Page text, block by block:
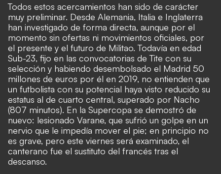
Todos estos acercamientos han sido de carácter
muy preliminar. Desde Alemania, Italia e Inglaterra
han investigado de forma directa, aunque por el
momento sin ofertas ni movimientos oficiales, por
el presente y el futuro de Militao. Todavía en edad
Sub-23, fijo en las convocatorias de Tite con su
selección y habiendo desembolsado el Madrid 50
millones de euros por él en 2019, no entienden que
un futbolista con su potencial haya visto reducido su
estatus al de cuarto central, superado por Nacho
(807 minutos). En la Supercopa se demostró de
nuevo: lesionado Varane, que sufrió un golpe en un
nervio que le impedía mover el pie; en principio no
es grave, pero este viernes será examinado, el
canterano fue el sustituto del francés tras el
descanso.